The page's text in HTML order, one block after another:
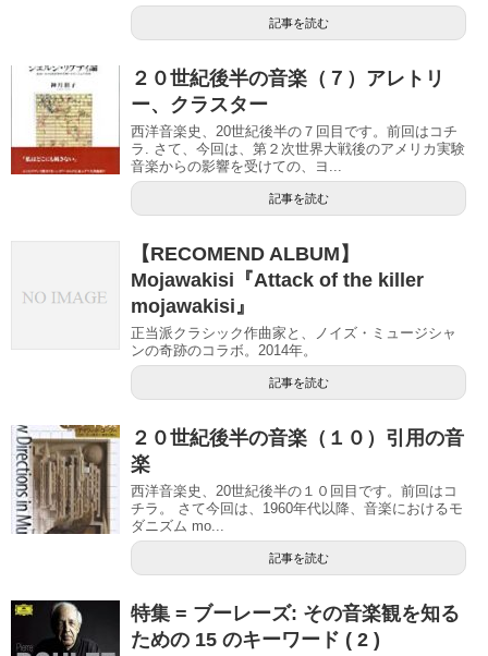
記事を読む
２０世紀後半の音楽（７）アレトリ
ー、クラスター
西洋音楽史、20世紀後半の７回目です。前回はコチ
ラ. さて、今回は、第２次世界大戦後のアメリカ実験
音楽からの影響を受けての、ヨ...
記事を読む
【RECOMEND ALBUM】
Mojawakisi『Attack of the killer
mojawakisi』
正当派クラシック作曲家と、ノイズ・ミュージシャ
ンの奇跡のコラボ。2014年。
記事を読む
２０世紀後半の音楽（１０）引用の音
楽
西洋音楽史、20世紀後半の１０回目です。前回はコ
チラ。 さて今回は、1960年代以降、音楽におけるモ
ダニズム mo...
記事を読む
特集 = ブーレーズ: その音楽観を知る
ための 15 のキーワード ( 2 )